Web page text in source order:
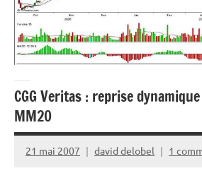
CGG Veritas : reprise
MM20
21 mai 2007 david delobel 1